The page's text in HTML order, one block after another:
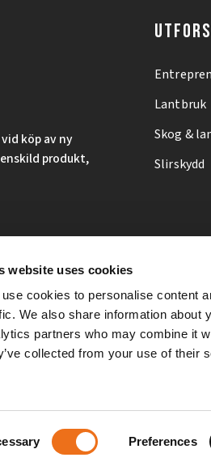
website uses cookies
use cookies to personalise content
We also share information about
partners who may combine it
collected from your use of their
Preferences
köp av ny
produkt,
Lantbruk
Skog &
Slirskydd